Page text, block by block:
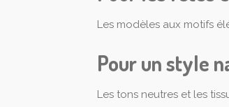
Les modèles aux motifs
Pour un style
Les tons neutres et les